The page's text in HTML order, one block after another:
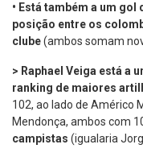
• Está também a um gol
posição entre os
clube(ambos somam
> Raphael Veiga está a
ranking de maiores
102, ao lado de Américo
Mendonça, ambos com
campistas (igualaria